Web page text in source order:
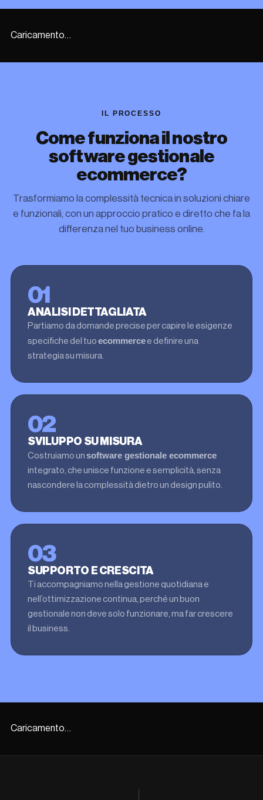
Caricamento…
IL PROCESSO
Come funziona il nostro
software gestionale
ecommerce?
Trasformiamo la complessità tecnica in soluzioni chiare
e funzionali, con un approccio pratico e diretto che fa la
differenza nel tuo business online.
01
ANALISI DETTAGLIATA
Partiamo da domande precise per capire le esigenze
specifiche del tuo ecommercee definire una
strategia su misura.
02
SVILUPPO SU MISURA
Costruiamo un software gestionale ecommerce
integrato, che unisce funzione e semplicità, senza
nascondere la complessità dietro un design pulito.
03
SUPPORTO E CRESCITA
Ti accompagniamo nella gestione quotidiana e
nell’ottimizzazione continua, perché un buon
gestionale non deve solo funzionare, ma far crescere
il business.
Caricamento…